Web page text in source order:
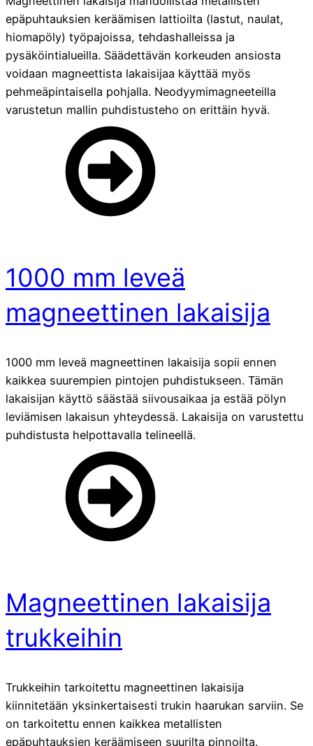
epäpuhtauksien keräämisen lattioilta (lastut, naulat,
hiomapöly) työpajoissa, tehdashalleissa ja
pysäköintialueilla. Säädettävän korkeuden ansiosta
voidaan magneettista lakaisijaa käyttää myös
pehmeäpintaisella pohjalla. Neodyymimagneeteilla
varustetun mallin puhdistusteho on erittäin hyvä.
1000 mm leveä
magneettinen lakaisija
1000 mm leveä magneettinen lakaisija sopii ennen
kaikkea suurempien pintojen puhdistukseen. Tämän
lakaisijan käyttö säästää siivousaikaa ja estää pölyn
leviämisen lakaisun yhteydessä. Lakaisija on varustettu
puhdistusta helpottavalla telineellä.
Magneettinen lakaisija
trukkeihin
Trukkeihin tarkoitettu magneettinen lakaisija
kiinnitetään yksinkertaisesti trukin haarukan sarviin. Se
on tarkoitettu ennen kaikkea metallisten
epäpuhtauksien keräämiseen suurilta pinnoilta.